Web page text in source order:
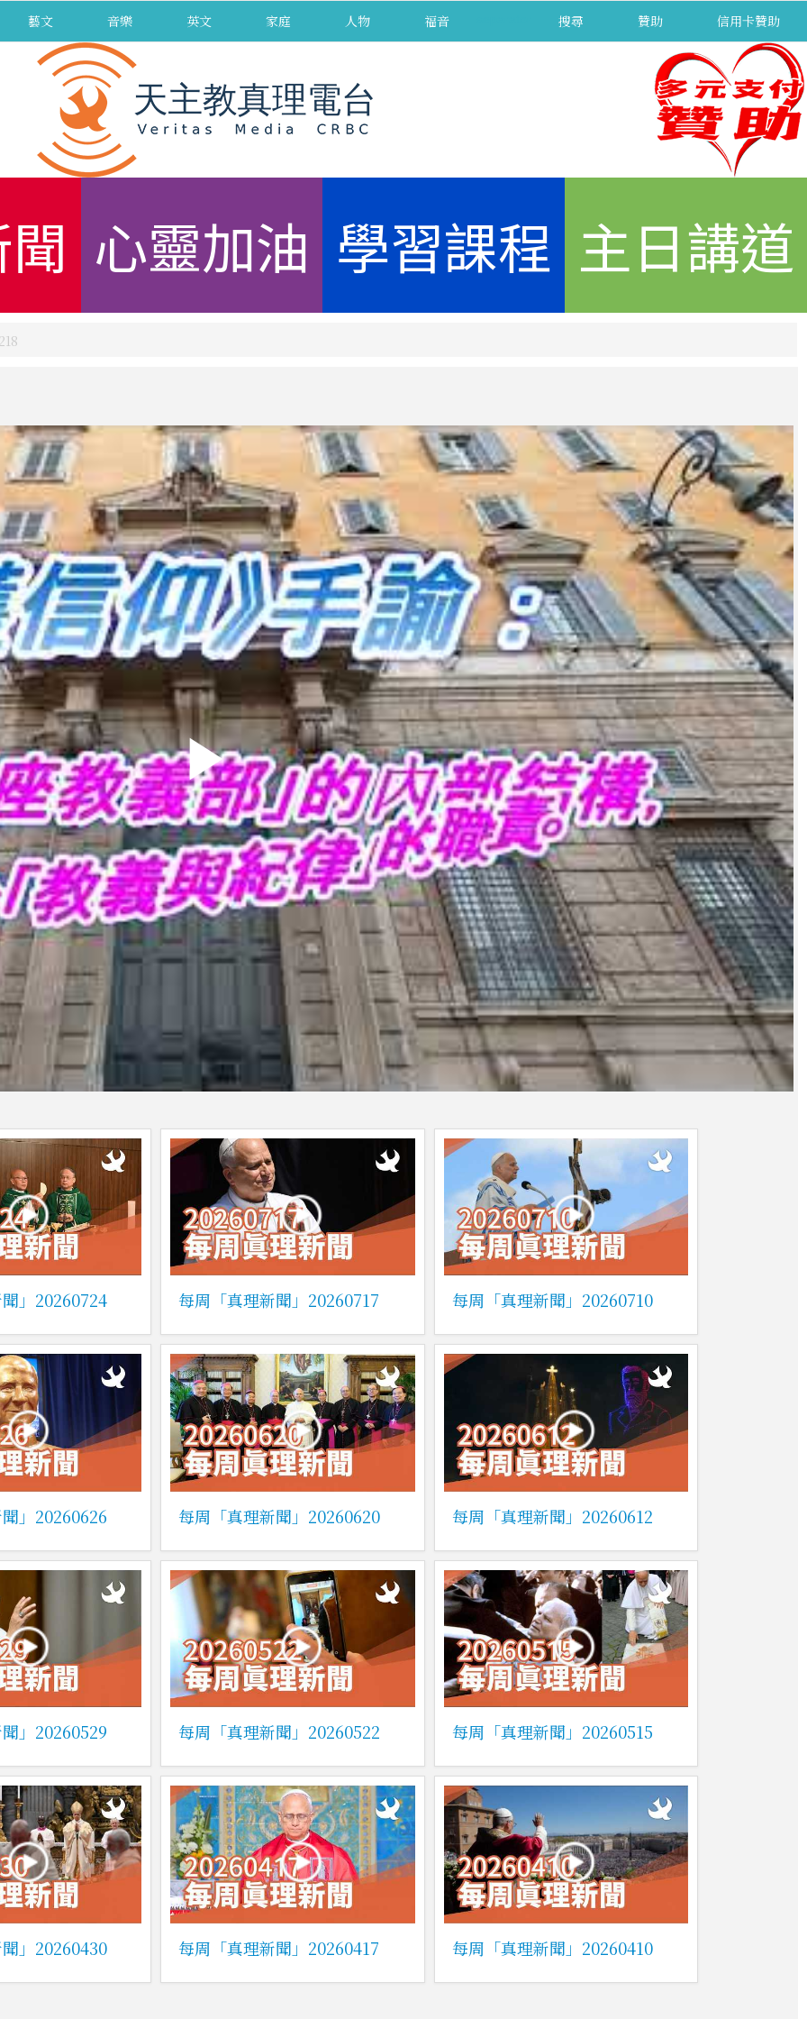
藝文 音樂 英文 家庭 人物 福音 搜尋 贊助 信用卡贊助
心靈加油 學習課程 主日講道
」20260724 每周「真理新聞」20260717 每周「真理新聞」20260710
」20260626 每周「真理新聞」20260620 每周「真理新聞」20260612
」20260529 每周「真理新聞」20260522 每周「真理新聞」20260515
」20260430 每周「真理新聞」20260417 每周「真理新聞」20260410